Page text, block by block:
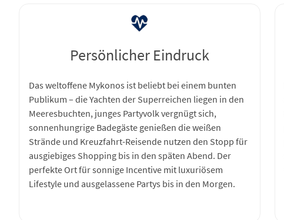
Persönlicher Eindruck
Das weltoffene Mykonos ist beliebt bei einem bunten
Publikum – die Yachten der Superreichen liegen in den
Meeresbuchten, junges Partyvolk vergnügt sich,
sonnenhungrige Badegäste genießen die weißen
Strände und Kreuzfahrt-Reisende nutzen den Stopp für
ausgiebiges Shopping bis in den späten Abend. Der
perfekte Ort für sonnige Incentive mit luxuriösem
Lifestyle und ausgelassene Partys bis in den Morgen.